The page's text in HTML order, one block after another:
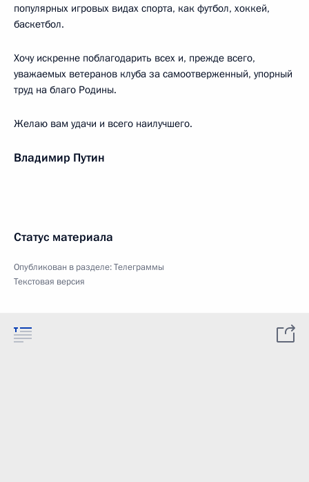
популярных игровых видах спорта, как футбол, хоккей,
баскетбол.
Хочу искренне поблагодарить всех и, прежде всего,
уважаемых ветеранов клуба за самоотверженный, упорный
труд на благо Родины.
Желаю вам удачи и всего наилучшего.
Владимир Путин
Статус материала
Опубликован в разделе:Телеграммы
Текстовая версия